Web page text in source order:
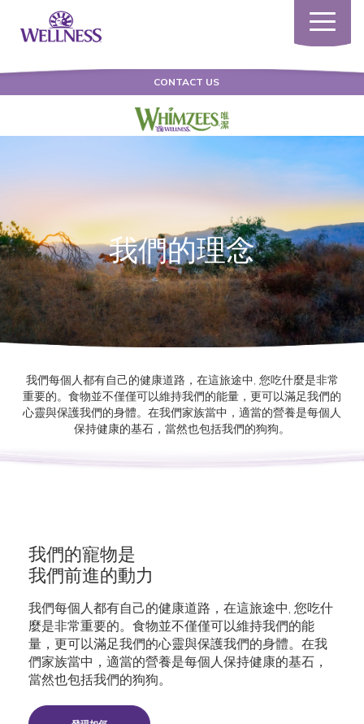
Toggle
CONTACT US
我們的理念
我們每個人都有自己的健康道路，在這旅途中, 您吃什麼是非常
重要的。食物並不僅僅可以維持我們的能量，更可以滿足我們的
心靈與保護我們的身體。在我們家族當中，適當的營養是每個人
保持健康的基石，當然也包括我們的狗狗。
我們的寵物是
我們前進的動力
我們每個人都有自己的健康道路，在這旅途中, 您吃什
麼是非常重要的。食物並不僅僅可以維持我們的能
量，更可以滿足我們的心靈與保護我們的身體。在我
們家族當中，適當的營養是每個人保持健康的基石，
當然也包括我們的狗狗。